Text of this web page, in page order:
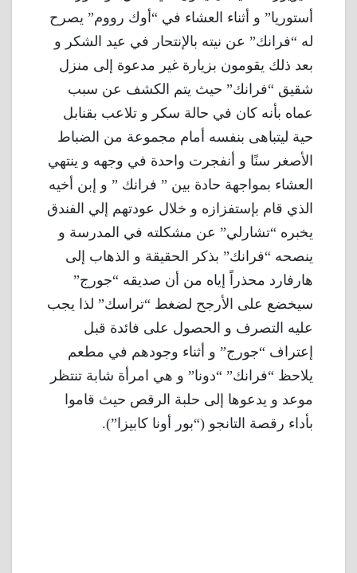
أستوريا” و أثناء العشاء في “أوك رووم” يصرح
له “فرانك” عن نيته بالإنتحار في عيد الشكر و
بعد ذلك يقومون بزيارة غير مدعوة إلى منزل
شقيق “فرانك” حيث يتم الكشف عن سبب
عماه بأنه كان في حالة سكر و تلاعب بقنابل
حية ليتباهى بنفسه أمام مجموعة من الضباط
الأصغر سنًا و أنفجرت واحدة في وجهه و ينتهي
العشاء بمواجهة حادة بين ” فرانك ” و إبن أخيه
الذي قام بإستفزازه و خلال عودتهم إلي الفندق
يخبره “تشارلي” عن مشكلته في المدرسة و
ينصحه “فرانك” بذكر الحقيقة و الذهاب إلى
هارفارد محذراً إياه من أن صديقه “جورج”
سيخضع على الأرجح لضغط “تراسك” لذا يجب
عليه التصرف و الحصول على فائدة قبل
إعتراف “جورج” و أثناء وجودهم في مطعم
يلاحظ “فرانك” “دونا” و هي امرأة شابة تنتظر
موعد و يدعوها إلى حلبة الرقص حيث قاموا
بأداء رقصة التانجو (“بور أونا كابيزا”).